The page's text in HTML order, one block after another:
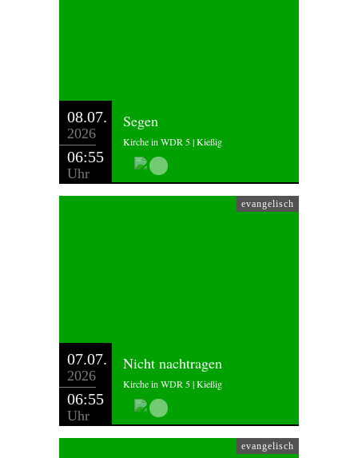
08.07.
2026
06:55
Uhr
Segen
Kirche in WDR 5 | Kießig
evangelisch
07.07.
2026
06:55
Uhr
Nicht nachtragen
Kirche in WDR 5 | Kießig
evangelisch